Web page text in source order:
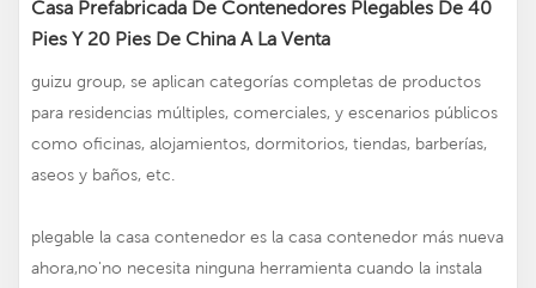
Casa Prefabricada De Contenedores Plegables De 40
Pies Y 20 Pies De China A La Venta
guizu group, se aplican categorías completas de productos
para residencias múltiples, comerciales, y escenarios públicos
como oficinas, alojamientos, dormitorios, tiendas, barberías,
aseos y baños, etc.
plegable la casa contenedor es la casa contenedor más nueva
ahora,no'no necesita ninguna herramienta cuando la instala